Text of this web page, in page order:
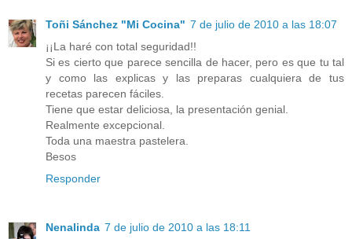
Toñi Sánchez "Mi Cocina" 7 de julio de 2010 a las 18:07
¡¡La haré con total seguridad!!
Si es cierto que parece sencilla de hacer, pero es que tu tal
y como las explicas y las preparas cualquiera de tus
recetas parecen fáciles.
Tiene que estar deliciosa, la presentación genial.
Realmente excepcional.
Toda una maestra pastelera.
Besos
Responder
Nenalinda 7 de julio de 2010 a las 18:11